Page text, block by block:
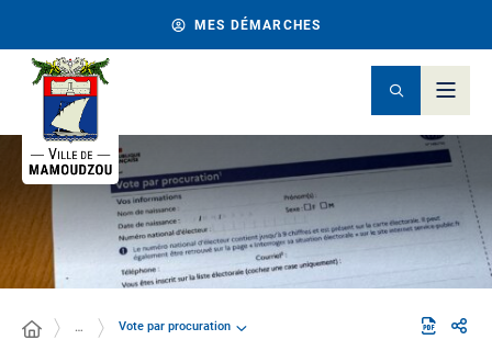
MES DÉMARCHES
… Vote par procuration